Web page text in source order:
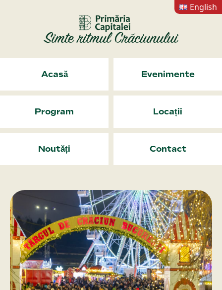
Acasă Evenimente
Program Locații
Noutăți Contact
English